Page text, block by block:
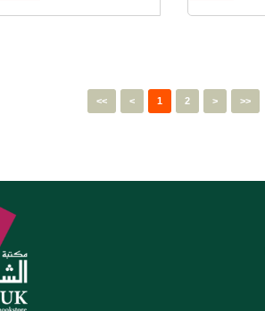
<< < 1 2 > >>